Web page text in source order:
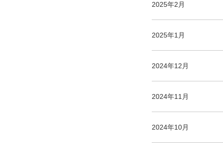
2025年2月
2025年1月
2024年12月
2024年11月
2024年10月